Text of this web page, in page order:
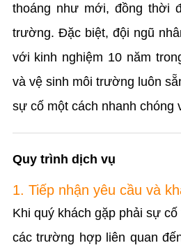
thoáng như mới, đồng thời
trường. Đặc biệt, đội ngũ
với kinh nghiệm 10 năm
và vệ sinh môi trường luôn
sự cố một cách nhanh chóng
Quy trình dịch vụ
1. Tiếp nhận yêu cầu và
Khi quý khách gặp phải sự
các trường hợp liên quan